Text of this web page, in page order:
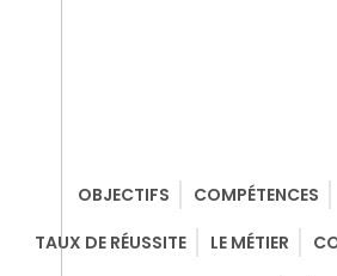
OBJECTIFS COMPÉTENCES
TAUX DE RÉUSSITE
LE MÉTIER